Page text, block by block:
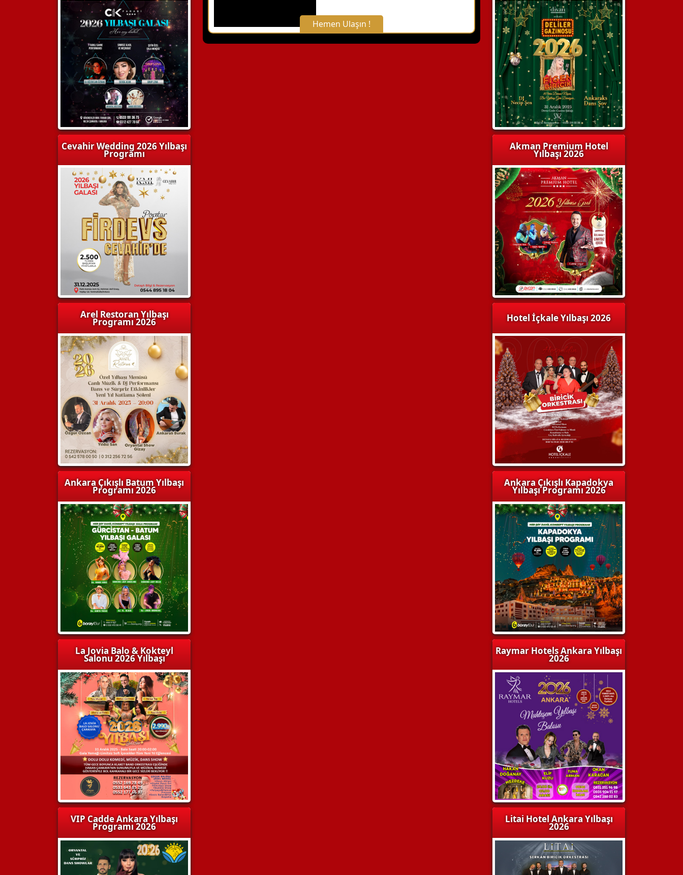
Cevahir Wedding 2026 Yılbaşı
Programı
Arel Restoran Yılbaşı
Programı 2026
Ankara Çıkışlı Batum Yılbaşı
Programı 2026
La Jovia Balo & Kokteyl
Salonu 2026 Yılbaşı
VIP Cadde Ankara Yılbaşı
Programı 2026
Hemen Ulaşın !
X Kapat
Akman Premium Hotel
Yılbaşı 2026
Hotel İçkale Yılbaşı 2026
Ankara Çıkışlı Kapadokya
Yılbaşı Programı 2026
Raymar Hotels Ankara Yılbaşı
2026
Litai Hotel Ankara Yılbaşı
2026